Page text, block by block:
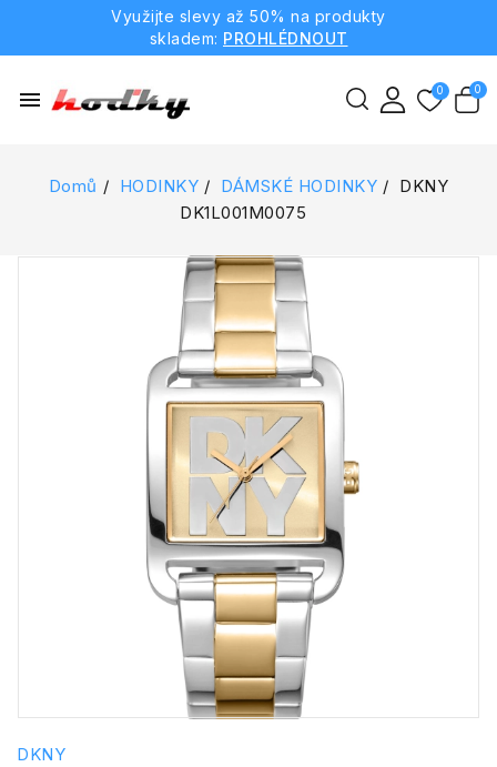
Využijte slevy až 50% na produkty
skladem: PROHLÉDNOUT
menu
Domů HODINKY DÁMSKÉ HODINKY
DKNY
DK1L001M0075
DKNY